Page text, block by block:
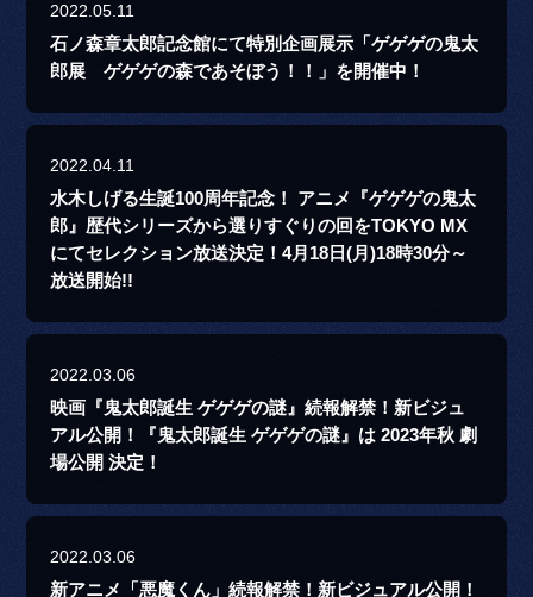
2022.05.11
石ノ森章太郎記念館にて特別企画展示「ゲゲゲの鬼太
郎展 ゲゲゲの森であそぼう！！」を開催中！
2022.04.11
水木しげる生誕100周年記念！ アニメ『ゲゲゲの鬼太
郎』歴代シリーズから選りすぐりの回をTOKYO MX
にてセレクション放送決定！4月18日(月)18時30分～
放送開始!!
2022.03.06
映画『鬼太郎誕生 ゲゲゲの謎』続報解禁！新ビジュ
アル公開！『鬼太郎誕生 ゲゲゲの謎』は 2023年秋 劇
場公開 決定！
2022.03.06
新アニメ「悪魔くん」続報解禁！新ビジュアル公開！